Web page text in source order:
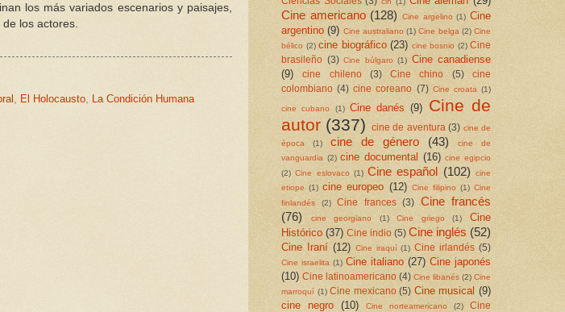
los más variados escenarios y paisajes,
los actores.
, El Holocausto, La Condición Humana
Cine americano (128) Cine argelino (1) Cine
argentino (9) Cine australiano (1) Cine belga (2) Cine
bélico (2) cine biográfico (23) cine bosnio (2) Cine
brasileño (3) Cine búlgaro (1) Cine canadiense
(9)
cine chileno (3) Cine chino (5)
cine
colombiano (4) cine coreano (7) Cine croata (1)
cine cubano (1) Cine danés (9) Cine de
autor (337) cine de aventura (3) cine de
época
(1) cine de género (43)
cine de
vanguardia (2) cine documental (16) cine egipcio
(2) Cine eslovaco (1) Cine español (102)
cine
etiope (1) cine europeo (12) Cine filipino (1) Cine
finlandés
(2) Cine frances (3)
Cine francés
(76)
cine georgiano (1) Cine griego (1)
Cine
Histórico (37) Cine indio (5) Cine inglés (52)
Cine Iraní (12) Cine iraquí (1) Cine irlandés (5)
Cine israelita (1) Cine italiano (27) Cine japonés
(10) Cine latinoamericano (4) Cine libanés (2) Cine
marroquí (1) Cine mexicano (5) Cine musical (9)
cine negro (10) Cine norteamericano (2)
Cine